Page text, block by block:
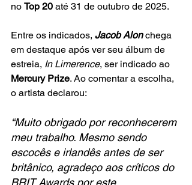
no Top 20 até 31 de outubro de 2025.
Entre os indicados, Jacob Alon chega
em destaque após ver seu álbum de
estreia, In Limerence, ser indicado ao
Mercury Prize. Ao comentar a escolha,
o artista declarou:
“Muito obrigado por reconhecerem
meu trabalho. Mesmo sendo
escocês e irlandês antes de ser
britânico, agradeço aos críticos do